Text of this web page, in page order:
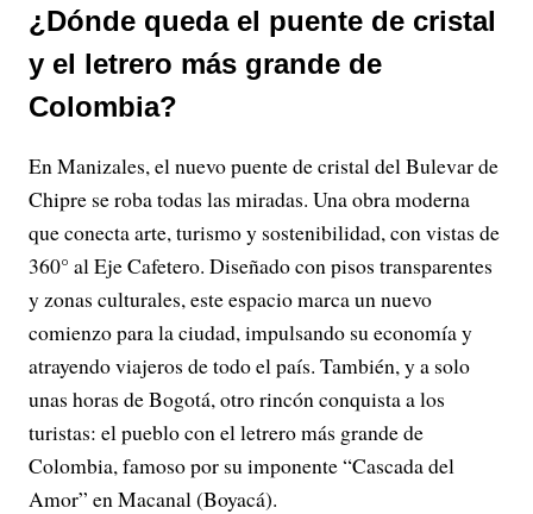
¿Dónde queda el puente de cristal
y el letrero más grande de
Colombia?
En Manizales, el nuevo puente de cristal del Bulevar de
Chipre se roba todas las miradas. Una obra moderna
que conecta arte, turismo y sostenibilidad, con vistas de
360° al Eje Cafetero. Diseñado con pisos transparentes
y zonas culturales, este espacio marca un nuevo
comienzo para la ciudad, impulsando su economía y
atrayendo viajeros de todo el país. También, y a solo
unas horas de Bogotá, otro rincón conquista a los
turistas: el pueblo con el letrero más grande de
Colombia, famoso por su imponente “Cascada del
Amor” en Macanal (Boyacá).